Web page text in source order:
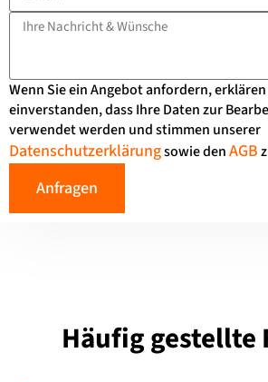
Wenn Sie ein Angebot anfordern, erklären
einverstanden, dass Ihre Daten zur
verwendet werden und stimmen unserer
Datenschutzerklärungsowie denAGB
Anfragen
Häufig gestellte